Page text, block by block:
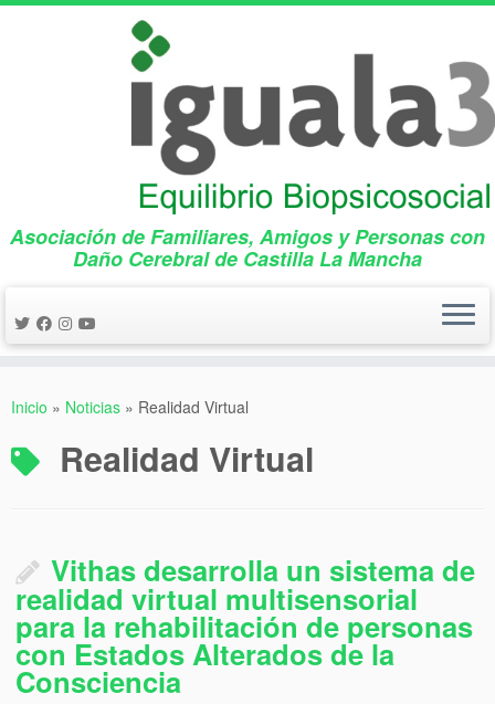
Asociación de Familiares, Amigos y Personas con
Daño Cerebral de Castilla La Mancha
Inicio » Noticias » Realidad Virtual
Realidad Virtual
Vithas desarrolla un sistema de
realidad virtual multisensorial
para la rehabilitación de personas
con Estados Alterados de la
Consciencia